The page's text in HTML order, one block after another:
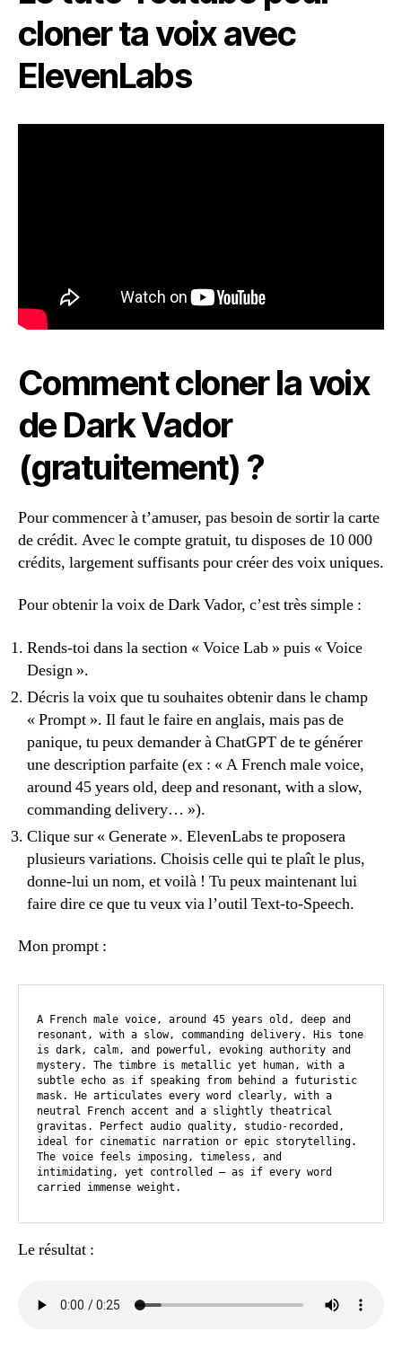
cloner ta voix avec
ElevenLabs
Comment cloner la voix
de Dark Vador
(gratuitement) ?
Pour commencer à t’amuser, pas besoin de sortir la carte
de crédit. Avec le compte gratuit, tu disposes de 10 000
crédits, largement suffisants pour créer des voix uniques.
Pour obtenir la voix de Dark Vador, c’est très simple :
Rends-toi dans la section « Voice Lab » puis « Voice
Design ».
Décris la voix que tu souhaites obtenir dans le champ
« Prompt ». Il faut le faire en anglais, mais pas de
panique, tu peux demander à ChatGPT de te générer
une description parfaite (ex : « A French male voice,
around 45 years old, deep and resonant, with a slow,
commanding delivery… »).
Clique sur « Generate ». ElevenLabs te proposera
plusieurs variations. Choisis celle qui te plaît le plus,
donne-lui un nom, et voilà ! Tu peux maintenant lui
faire dire ce que tu veux via l’outil Text-to-Speech.
Mon prompt :
A French male voice, around 45 years old, deep and
resonant, with a slow, commanding delivery. His tone
is dark, calm, and powerful, evoking authority and
mystery. The timbre is metallic yet human, with a
subtle echo as if speaking from behind a futuristic
mask. He articulates every word clearly, with a
neutral French accent and a slightly theatrical
gravitas. Perfect audio quality, studio-recorded,
ideal for cinematic narration or epic storytelling.
The voice feels imposing, timeless, and
intimidating, yet controlled — as if every word
carried immense weight.
Le résultat :